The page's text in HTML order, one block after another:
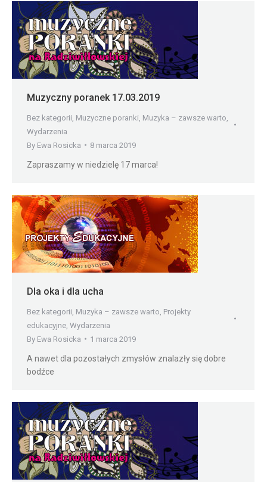
Muzyczny poranek 17.03.2019
Bez kategorii Muzyczne poranki Muzyka – zawsze warto
Wydarzenia
By Ewa Rosicka 8 marca 2019
Zapraszamy w niedzielę 17 marca!
Dla oka i dla ucha
Bez kategorii Muzyka – zawsze warto Projekty
edukacyjne Wydarzenia
By Ewa Rosicka 1 marca 2019
A nawet dla pozostałych zmysłów znalazły się dobre
bodźce